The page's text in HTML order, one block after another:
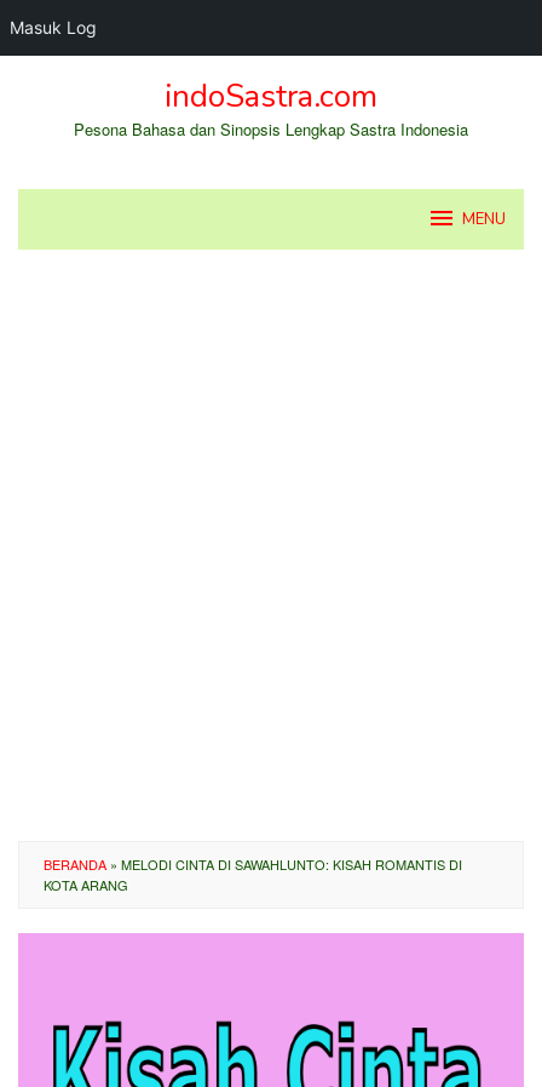
Masuk Log
indoSastra.com
Pesona Bahasa dan Sinopsis Lengkap Sastra Indonesia
MENU
BERANDA » MELODI CINTA DI SAWAHLUNTO: KISAH ROMANTIS DI
KOTA ARANG